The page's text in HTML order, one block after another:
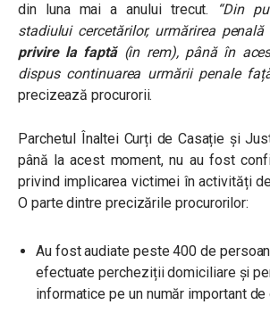
din luna mai a anului trecut.
“Din
stadiului cercetărilor, urmărirea
privire la faptă(in rem),până în
dispus continuarea urmării penale
precizează procurorii.
Parchetul Înaltei Curți de Casație și
până la acest moment, nu au fost
privind implicarea victimei în activități
O parte dintre precizările procurorilor:
Au fost audiate peste 400 de
efectuate percheziții domiciliare și
informatice pe un număr important